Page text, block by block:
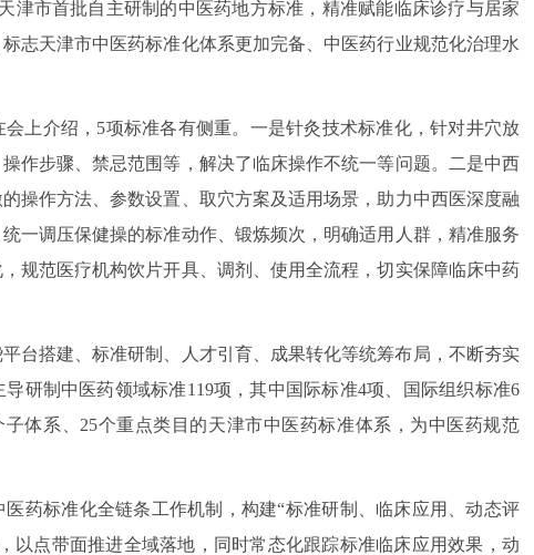
津市首批自主研制的中医药地方标准，精准赋能临床诊疗与居家
志天津市中医药标准化体系更加完备、中医药行业规范化治理水
上介绍，5项标准各有侧重。一是针灸技术标准化，针对井穴放
作步骤、禁忌范围等，解决了临床操作不统一等问题。二是中西
操作方法、参数设置、取穴方案及适用场景，助力中西医深度融
一调压保健操的标准动作、锻炼频次，明确适用人群，精准服务
规范医疗机构饮片开具、调剂、使用全流程，切实保障临床中药
台搭建、标准研制、人才引育、成果转化等统筹布局，不断夯实
研制中医药领域标准119项，其中国际标准4项、国际组织标准6
体系、25个重点类目的天津市中医药标准体系，为中医药规范
药标准化全链条工作机制，构建“标准研制、临床应用、动态评
以点带面推进全域落地，同时常态化跟踪标准临床应用效果，动